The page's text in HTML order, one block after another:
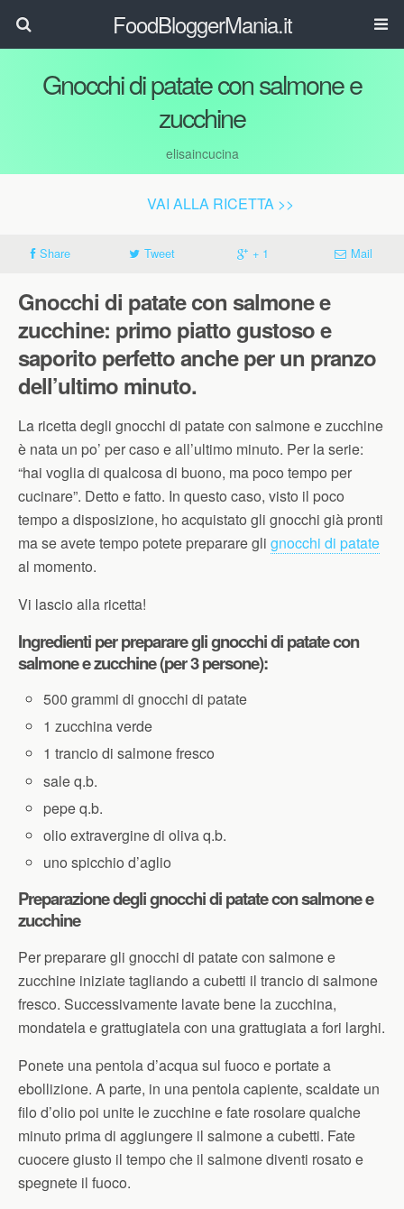
FoodBloggerMania.it
Gnocchi di patate con salmone e
zucchine
elisaincucina
VAI ALLA RICETTA >>
Share Tweet + 1 Mail
Gnocchi di patate con salmone e
zucchine: primo piatto gustoso e
saporito perfetto anche per un pranzo
dell’ultimo minuto.
La ricetta degli gnocchi di patate con salmone e zucchine
è nata un po’ per caso e all’ultimo minuto. Per la serie:
“hai voglia di qualcosa di buono, ma poco tempo per
cucinare”. Detto e fatto. In questo caso, visto il poco
tempo a disposizione, ho acquistato gli gnocchi già pronti
ma se avete tempo potete preparare gli gnocchi di patate
al momento.
Vi lascio alla ricetta!
Ingredienti per preparare gli gnocchi di patate con
salmone e zucchine (per 3 persone):
500 grammi di gnocchi di patate
1 zucchina verde
1 trancio di salmone fresco
sale q.b.
pepe q.b.
olio extravergine di oliva q.b.
uno spicchio d’aglio
Preparazione degli gnocchi di patate con salmone e
zucchine
Per preparare gli gnocchi di patate con salmone e
zucchine iniziate tagliando a cubetti il trancio di salmone
fresco. Successivamente lavate bene la zucchina,
mondatela e grattugiatela con una grattugiata a fori larghi.
Ponete una pentola d’acqua sul fuoco e portate a
ebollizione. A parte, in una pentola capiente, scaldate un
filo d’olio poi unite le zucchine e fate rosolare qualche
minuto prima di aggiungere il salmone a cubetti. Fate
cuocere giusto il tempo che il salmone diventi rosato e
spegnete il fuoco.